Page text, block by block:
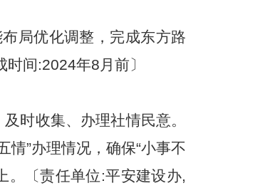
局优化调整，完成东方路
间:2024年8月前〕
时收集、办理社情民意。
情”办理情况，确保“小事不
。〔责任单位:平安建设办,